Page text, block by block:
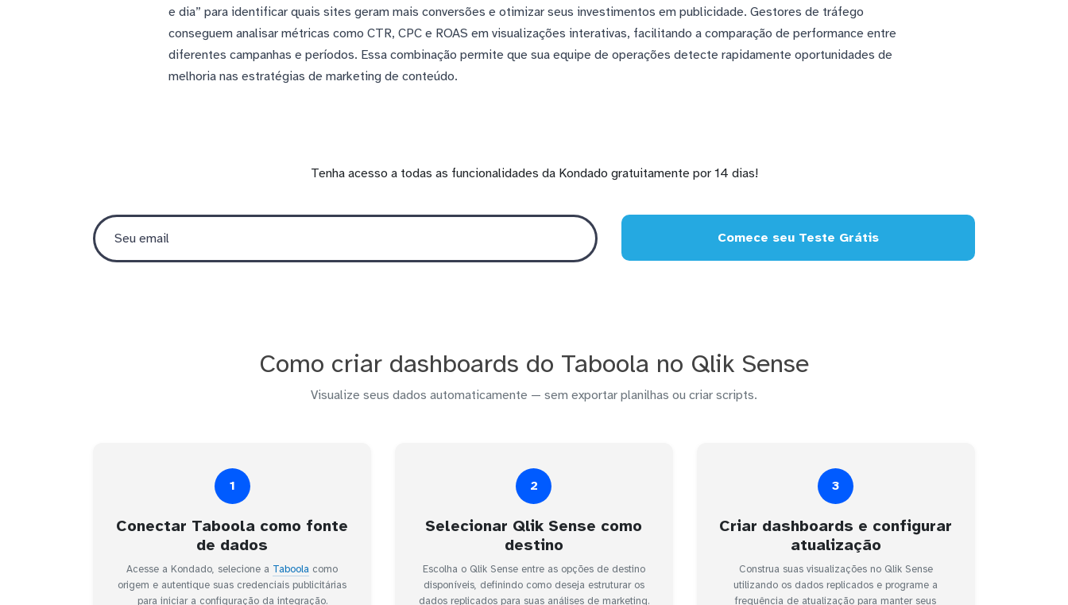
e dia” para identificar quais sites geram mais conversões e otimizar seus investimentos em publicidade. Gestores de tráfego
conseguem analisar métricas como CTR, CPC e ROAS em visualizações interativas, facilitando a comparação de performance entre
diferentes campanhas e períodos. Essa combinação permite que sua equipe de operações detecte rapidamente oportunidades de
melhoria nas estratégias de marketing de conteúdo.
Tenha acesso a todas as funcionalidades da Kondado gratuitamente por 14 dias!
Comece seu Teste Grátis
Como criar dashboards do Taboola no Qlik Sense
Visualize seus dados automaticamente — sem exportar planilhas ou criar scripts.
1
Conectar Taboola como fonte
de dados
Acesse a Kondado, selecione a Taboola como
origem e autentique suas credenciais publicitárias
para iniciar a configuração da integração.
2
Selecionar Qlik Sense como
destino
Escolha o Qlik Sense entre as opções de destino
disponíveis, definindo como deseja estruturar os
dados replicados para suas análises de marketing.
3
Criar dashboards e configurar
atualização
Construa suas visualizações no Qlik Sense
utilizando os dados replicados e programe a
frequência de atualização para manter seus